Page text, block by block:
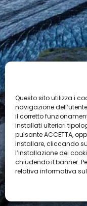
Questo sito utilizza i
navigazione
il corretto
installati ulteriori
pulsante ACCETTA,
installare, cliccando su
l’installazione dei
chiudendo il banner.
relativa informativa